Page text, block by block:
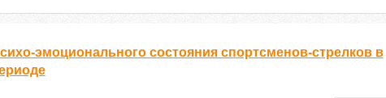
эмоционального состояния спортсменов-стрелков в